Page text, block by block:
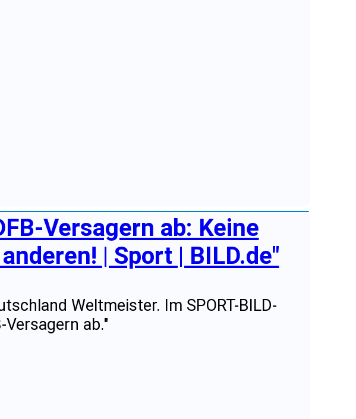
Versagern ab: Keine
| Sport | BILD.de"
Weltmeister. Im SPORT-BILD-
ab."